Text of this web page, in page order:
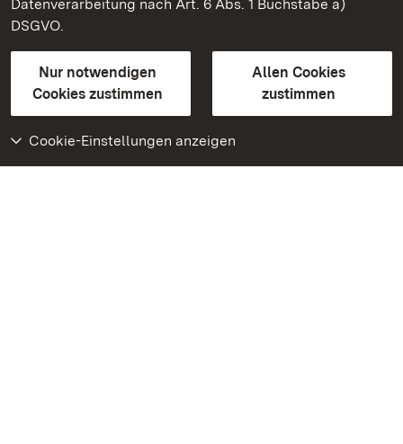
Datenverarbeitung nach Art. 6 Abs. 1 Buchstabe a)
DSGVO.
Nur notwendigen
Cookies zustimmen
Allen Cookies
zustimmen
Cookie-Einstellungen anzeigen
Kontakt
GebärdenspracheLeichte Sprache
Erklärung zur Barrierefreiheit
BITV-konform (geprüfte Seiten)
Weiteres